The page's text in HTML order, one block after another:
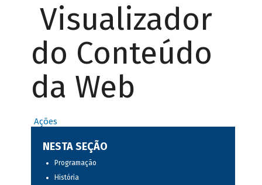
Visualizador
do Conteúdo
da Web
Ações
NESTA SEÇÃO
Programação
História